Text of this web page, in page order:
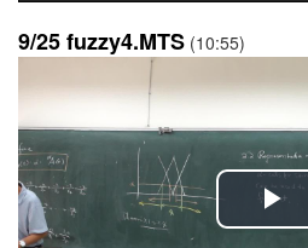
9/25 fuzzy4.MTS (10:55)
播